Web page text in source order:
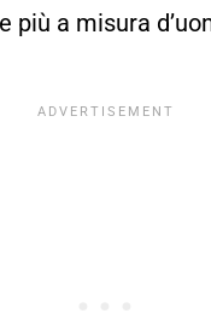
più a misura